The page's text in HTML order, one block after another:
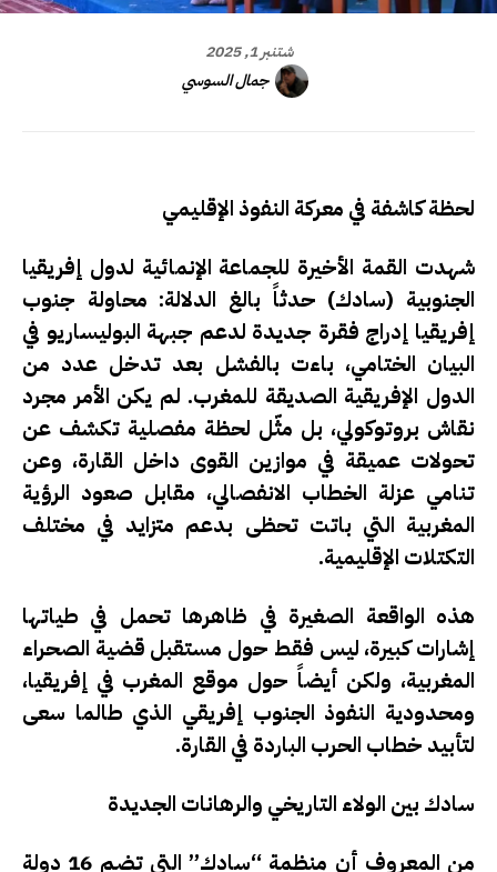
شتنبر 1, 2025
جمال السوسي
لحظة كاشفة في معركة النفوذ الإقليمي
شهدت القمة الأخيرة للجماعة الإنمائية لدول إفريقيا
الجنوبية (سادك) حدثاً بالغ الدلالة: محاولة جنوب
إفريقيا إدراج فقرة جديدة لدعم جبهة البوليساريو في
البيان الختامي، باءت بالفشل بعد تدخل عدد من
الدول الإفريقية الصديقة للمغرب. لم يكن الأمر مجرد
نقاش بروتوكولي، بل مثّل لحظة مفصلية تكشف عن
تحولات عميقة في موازين القوى داخل القارة، وعن
تنامي عزلة الخطاب الانفصالي، مقابل صعود الرؤية
المغربية التي باتت تحظى بدعم متزايد في مختلف
التكتلات الإقليمية.
هذه الواقعة الصغيرة في ظاهرها تحمل في طياتها
إشارات كبيرة، ليس فقط حول مستقبل قضية الصحراء
المغربية، ولكن أيضاً حول موقع المغرب في إفريقيا،
ومحدودية النفوذ الجنوب إفريقي الذي طالما سعى
لتأبيد خطاب الحرب الباردة في القارة.
سادك بين الولاء التاريخي والرهانات الجديدة
من المعروف أن منظمة “سادك” التي تضم 16 دولة